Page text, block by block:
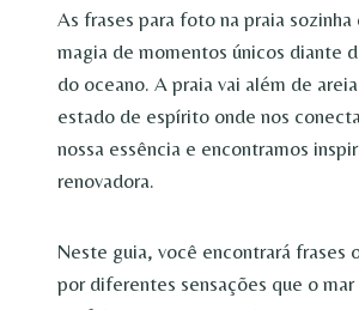
As frases para foto na praia sozinha
magia de momentos únicos diante
do oceano. A praia vai além de
estado de espírito onde nos
nossa essência e encontramos
renovadora.
Neste guia, você encontrará frases
por diferentes sensações que o